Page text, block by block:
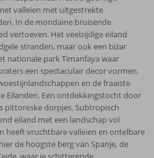
valleien met uitgestrekte
In de mondaine bruisende
vertoeven. Het veelzijdige eiland
stranden, maar ook een bizar
nationale park Timanfaya waar
een spectaculair decor vormen.
en de fraaiste
Eilanden. Een ontdekkingstocht door
pittoreske dorpjes. Subtropisch
eiland met een landschap vol
heeft vruchtbare valleien en ontelbare
de hoogste berg van Spanje, de